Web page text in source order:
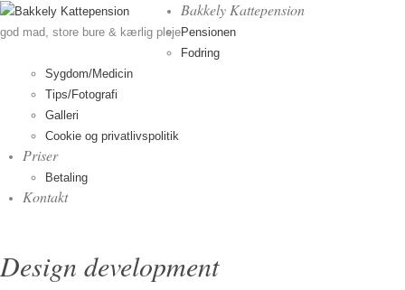
god mad, store bure & kærlig pleje
Bakkely Kattepension
Pensionen
Fodring
Sygdom/Medicin
Tips/Fotografi
Galleri
Cookie og privatlivspolitik
Priser
Betaling
Kontakt
Design development